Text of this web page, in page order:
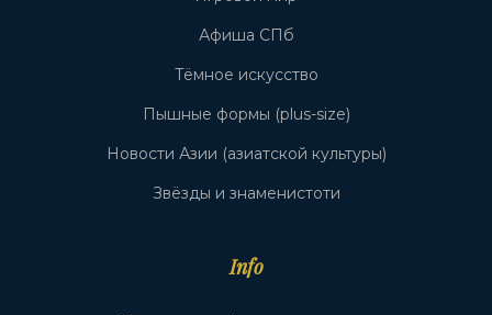
Афиша СПб
Тёмное искусство
Пышные формы (plus-size)
Новости Азии (азиатской культуры)
Звёзды и знаменистоти
Info